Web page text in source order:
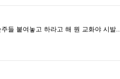
들 붙여놓고 하라고 해 뭔 교화야 시발..